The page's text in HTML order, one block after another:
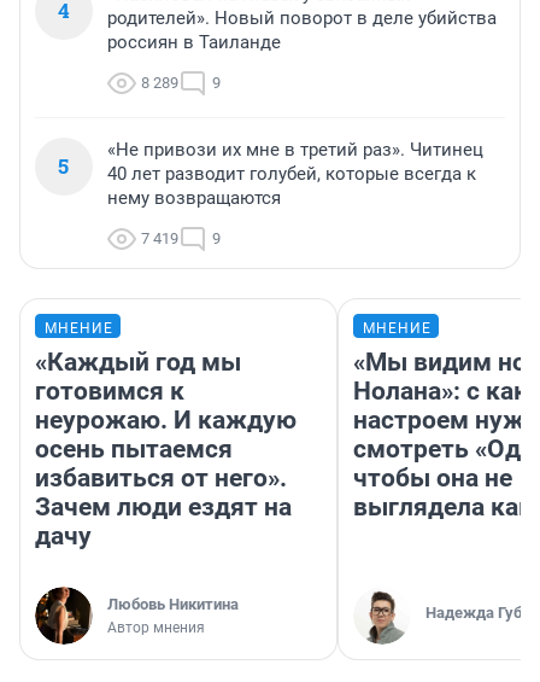
4
родителей». Новый поворот в деле убийства
россиян в Таиланде
8 289 9
5
«Не привози их мне в третий раз». Читинец
40 лет разводит голубей, которые всегда к
нему возвращаются
7 419 9
МНЕНИЕ
«Каждый год мы
готовимся к
неурожаю. И каждую
осень пытаемся
избавиться от него».
Зачем люди ездят на
дачу
Любовь Никитина
Автор мнения
МНЕНИЕ
«Мы видим
Нолана»: с
настроем
смотреть
чтобы она не
выглядела как
Надежда